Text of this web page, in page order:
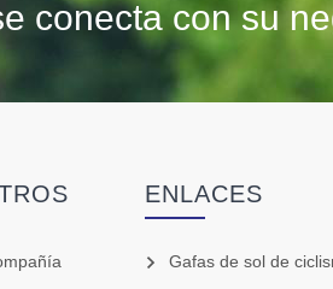
conecta con su
ENLACES
Gafas de sol de